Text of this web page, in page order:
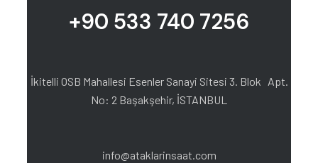
+90 533 740 7256
İkitelli OSB Mahallesi Esenler Sanayi Sitesi 3. Blok Apt.
No: 2 Başakşehir, İSTANBUL
info@ataklarinsaat.com